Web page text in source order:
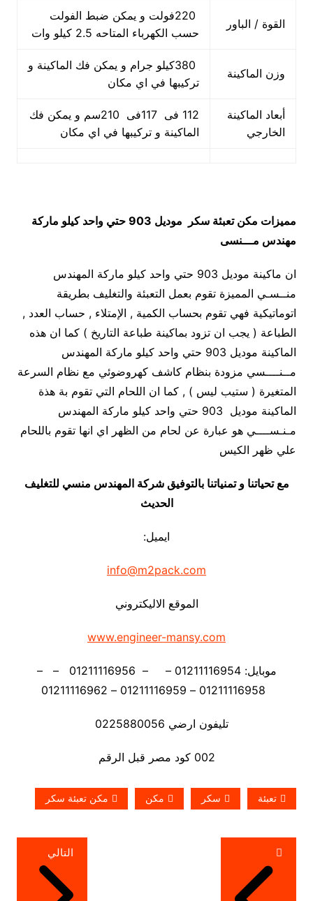
القوة / الباور
220فولت و يمكن ضبط الفولت
حسب الكهرباء المتاحه 2.5 كيلو وات
وزن الماكينة
380كيلو جرام و يمكن فك الماكينة و
تركيبها في اي مكان
أبعاد الماكينة
الخارجي
112 فى 117فى 210سم و يمكن فك
الماكينة و تركيبها في اي مكان
مميزات مكن تعبئة سكر
موديل 903 حتي واحد كيلو ماركة
مهندس مـــنسى
ان ماكينة موديل 903 حتي واحد كيلو ماركة المهندس
منــسـي المميزة تقوم بعمل التعبئة والتغليف بطريقة
اتوماتيكية فهي تقوم بحساب الكمية , الإمتلاء , حساب العدد ,
الطباعة ( يجب ان تزود بماكينة طباعة التاريخ ) كما ان هذه
الماكينة موديل 903 حتي واحد كيلو ماركة المهندس
مــنــــسي مزودة بنظام كاشف كهروضوئي مع نظام السرعة
المتغيرة ( ستيب ليس ) , كما ان اللحام التي تقوم بة هذة
الماكينة موديل 903 حتي واحد كيلو ماركة المهندس
مـنـســــي هو عبارة عن لحام من الظهر اي انها تقوم باللحام
علي ظهر الكيس
مع تحياتنا و تمنياتنا بالتوفيق شركة المهندس منسي للتغليف
الحديث
ايميل:
info@m2pack.com
الموقع الاليكتروني
www.engineer-mansy.com
موبايل: 01211116954 – – 01211116956 – –
تليفون ارضي 0225880056
002 كود مصر قبل الرقم
تعبئة سكر مكن مكن تعبئة سكر
تصفّح
المقالات
التالي